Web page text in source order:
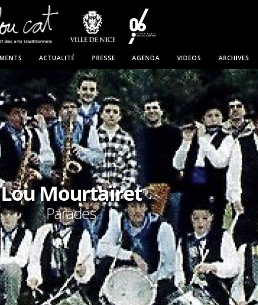
ACTUALITÉ PRESSE AGENDA VIDEOS ARCHIVES
Lou Mourtaïret
Parades